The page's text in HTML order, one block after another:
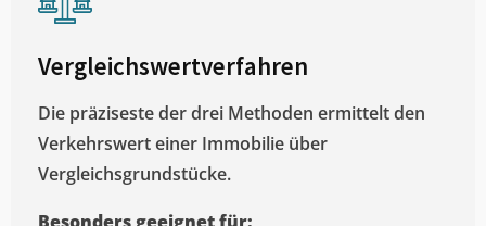
Vergleichswertverfahren
Die präziseste der drei Methoden ermittelt den
Verkehrswert einer Immobilie über
Vergleichsgrundstücke.